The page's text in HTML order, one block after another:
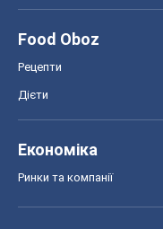
Food Oboz
Рецепти
Дієти
Економіка
Ринки та компанії